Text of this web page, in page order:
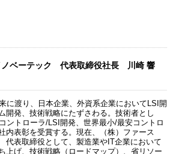
ノベーテック 代表取締役社長 川崎 響
に渡り、日本企業、外資系企業においてLSI開
開発、技術戦略にたずさわる。技術者とし
ントローラ/LSI開発、世界最小/最安コントロ
内表彰を受賞する。現在、（株）ファース
代表取締役として、製造業やIT企業において
上げ、技術戦略（ロードマップ）、省リソー